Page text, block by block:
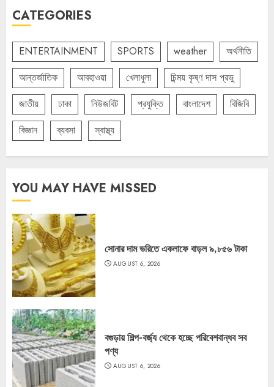
CATEGORIES
ENTERTAINMENT SPORTS weather
অর্থনীতি
আন্তর্জাতিক
আবহাওয়া খেলাধুলা
চিন্ময় কৃষ্ণ দাস প্রভু
জাতীয়
ঢাকা নিউজবিট প্রযুক্তি বাংলাদেশ
বিজিবি
বিজ্ঞান
ব্যবসা স্বাস্থ্য
YOU MAY HAVE MISSED
সোনার দাম ভরিতে একলাফে বাড়ল ৯,৮৫৬ টাকা
AUGUST 6, 2026
বগুড়ায় শিল্প-বর্জ্য থেকে হচ্ছে পরিবেশবান্ধব সব
পণ্য
AUGUST 6, 2026